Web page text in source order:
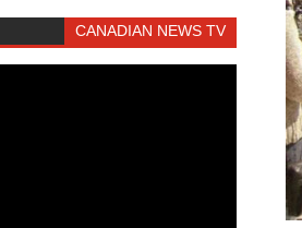
CANADIAN NEWS TV